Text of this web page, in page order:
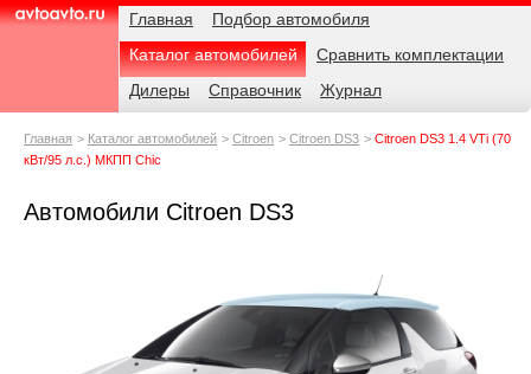
AvtoAvto.ru
Навигация Главная
Подбор автомобиля
Каталог автомобилей
Сравнить комплектации
Дилеры
Справочник Журнал
Родительские
Главная Каталог автомобилей Citroen Citroen DS3
Citroen DS3 1.4 VTi (70
кВт/95 л.с.) МКПП Chic
Автомобили Citroen DS3
Примечания